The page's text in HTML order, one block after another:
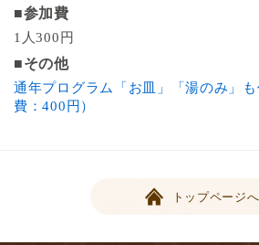
■参加費
1人300円
■その他
通年プログラム「お皿」「湯のみ」
費：400円）
トップページへ